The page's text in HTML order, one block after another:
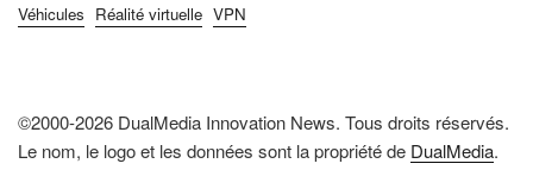
Véhicules Réalité virtuelle VPN
©2000-2026 DualMedia Innovation News. Tous droits réservés.
Le nom, le logo et les données sont la propriété de DualMedia.